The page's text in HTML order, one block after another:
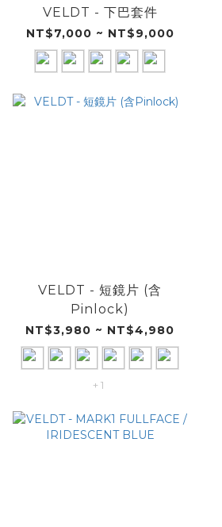
VELDT - 下巴套件
NT$7,000 ~ NT$9,000
VELDT - 短鏡片 (含
Pinlock)
NT$3,980 ~ NT$4,980
+ 1